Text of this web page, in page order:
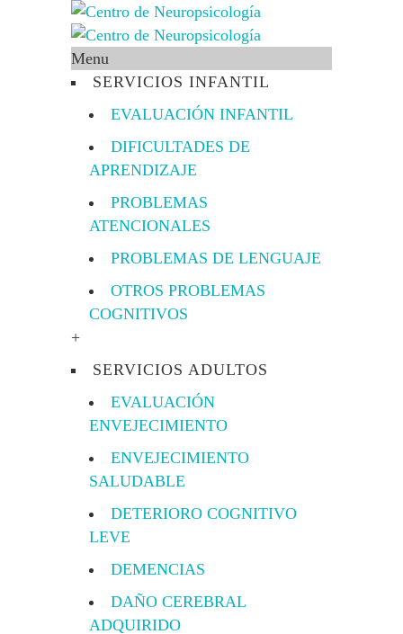
Menu
SERVICIOS INFANTIL
EVALUACIÓN INFANTIL
DIFICULTADES DE
APRENDIZAJE
PROBLEMAS
ATENCIONALES
PROBLEMAS DE LENGUAJE
OTROS PROBLEMAS
COGNITIVOS
+
SERVICIOS ADULTOS
EVALUACIÓN
ENVEJECIMIENTO
ENVEJECIMIENTO
SALUDABLE
DETERIORO COGNITIVO
LEVE
DEMENCIAS
DAÑO CEREBRAL
ADQUIRIDO